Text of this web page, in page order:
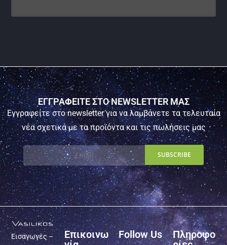
ΕΓΓΡΑΦΕΙΤΕ ΣΤΟ NEWSLETTER ΜΑΣ
Εγγραφείτε στο newsletter για να λαμβάνετε τα τελευταία
νέα σχετικά με τα προϊόντα και τις πωλήσεις μας
Εισαγωγές –
Επικοινω
Follow Us
Πληροφο